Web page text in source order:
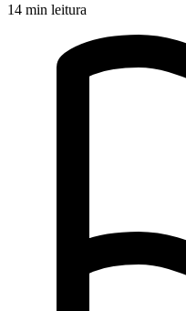
14 min leitura